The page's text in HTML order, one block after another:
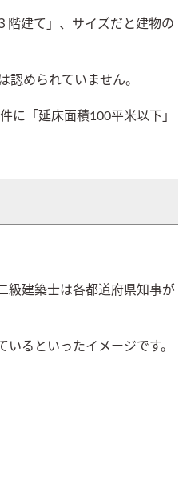
階建て」、サイズだと建物の
認められていません。
に「延床面積100平米以下」
級建築士は各都道府県知事が
るといったイメージです。